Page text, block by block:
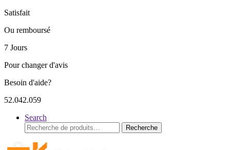
Satisfait
Ou remboursé
7 Jours
Pour changer d'avis
Besoin d'aide?
52.042.059
Search
Recherche
pour :
Recherche